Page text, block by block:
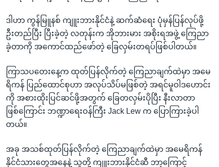
ရန်ဒါဟာ ကွန်မြူနစ် ကျူးဘားနိုင်ငံနဲ့ ဆက်ဆံရေး ပုံမှန်ပြန်လုပ်ဖို့
ဦးတည်ပြီး ပြီးခဲ့တဲ့ လတုန်းက အိုဘားမား အစိုးရအဖွဲ့ ကြေညာ
ခဲ့တာကို အကောင်ထည်ဖော်တဲ့ ခြေလှမ်းတရပ်ဖြစ်ပါတယ်။
ကြာသပတေးနေ့က ထုတ်ပြန်လိုက်တဲ့ ကြေညာချက်ထဲမှာ အမေ
ရိကန် ပြည်ထောင်စုဟာ အလုပ်သိပ်မဖြစ်တဲ့ အရင်မူဝါဒဟောင်း
ကို အစားထိုးပြင်ဆင်ဖို့အတွက် ခြေတလှမ်းပိုပြီး နီးလာတာ
ဖြစ်ကြောင်း ဘဏ္ဍာရေးဝန်ကြီး Jack Lew က ပြောကြားခဲ့ပါ
တယ်။
အခု အသစ်ထုတ်ပြန်လိုက်တဲ့ ကြေညာချက်ထဲမှာ အမေရိကန်
နိုင်ငံသားတွေအနေနဲ့ သူတို့ ကျူးဘားနိုင်ငံဆီ ဘာ့ကြောင့်